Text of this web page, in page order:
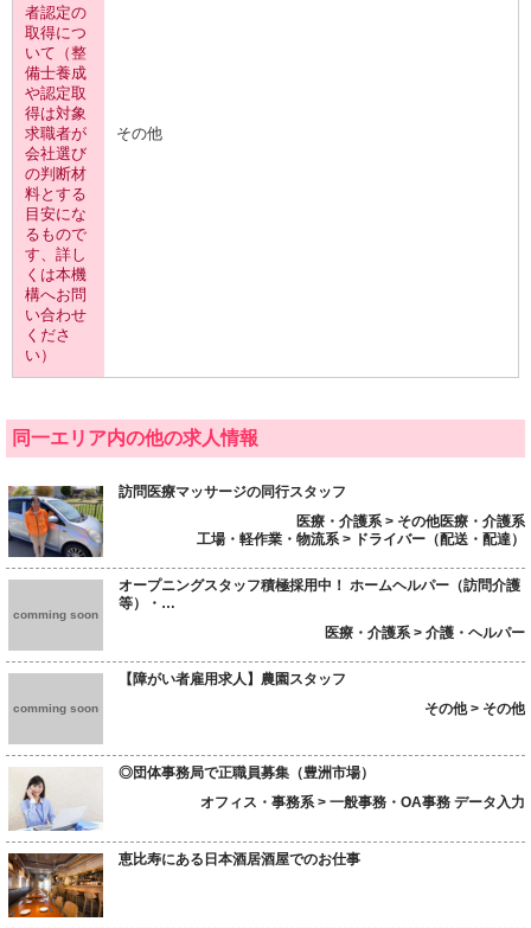
者認定の
取得につ
いて（整
備士養成
や認定取
得は対象
求職者が
会社選び
の判断材
料とする
目安にな
るもので
す、詳し
くは本機
構へお問
い合わせ
くださ
い）
その他
同一エリア内の他の求人情報
訪問医療マッサージの同行スタッフ
医療・介護系 > その他医療・介護系
工場・軽作業・物流系 > ドライバー（配送・配達）
comming soon
オープニングスタッフ積極採用中！ ホームヘルパー（訪問介護
等）・…
医療・介護系 > 介護・ヘルパー
comming soon
【障がい者雇用求人】農園スタッフ
その他 > その他
◎団体事務局で正職員募集（豊洲市場）
オフィス・事務系 > 一般事務・OA事務 データ入力
恵比寿にある日本酒居酒屋でのお仕事